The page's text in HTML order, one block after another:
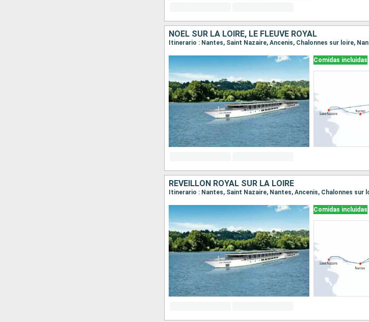
NOËL SUR LA LOIRE, LE FLEUVE ROYAL
Itinerario : Nantes, Saint Nazaire, Ancenis, Chalonnes sur loire,
Comidas incluidas
RÉVEILLON ROYAL SUR LA LOIRE
Itinerario : Nantes, Saint Nazaire, Nantes, Ancenis, Chalonnes sur
Comidas incluidas